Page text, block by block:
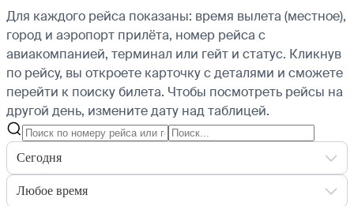
Для каждого рейса показаны: время вылета (местное),
город и аэропорт прилёта, номер рейса с
авиакомпанией, терминал или гейт и статус. Кликнув
по рейсу, вы откроете карточку с деталями и сможете
перейти к поиску билета. Чтобы посмотреть рейсы на
другой день, измените дату над таблицей.
Сегодня
Любое время